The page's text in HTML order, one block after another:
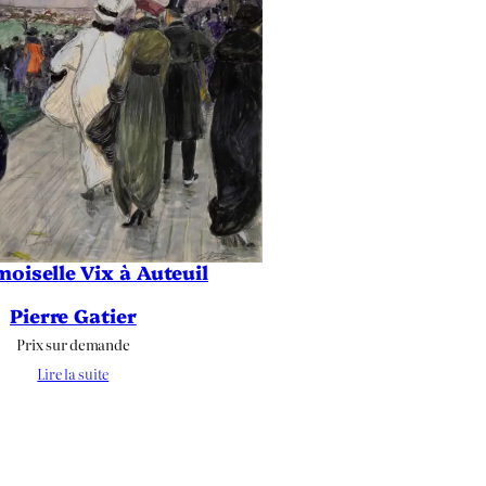
Vix à Auteuil
Pierre Gatier
Prix sur demande
Lire la suite